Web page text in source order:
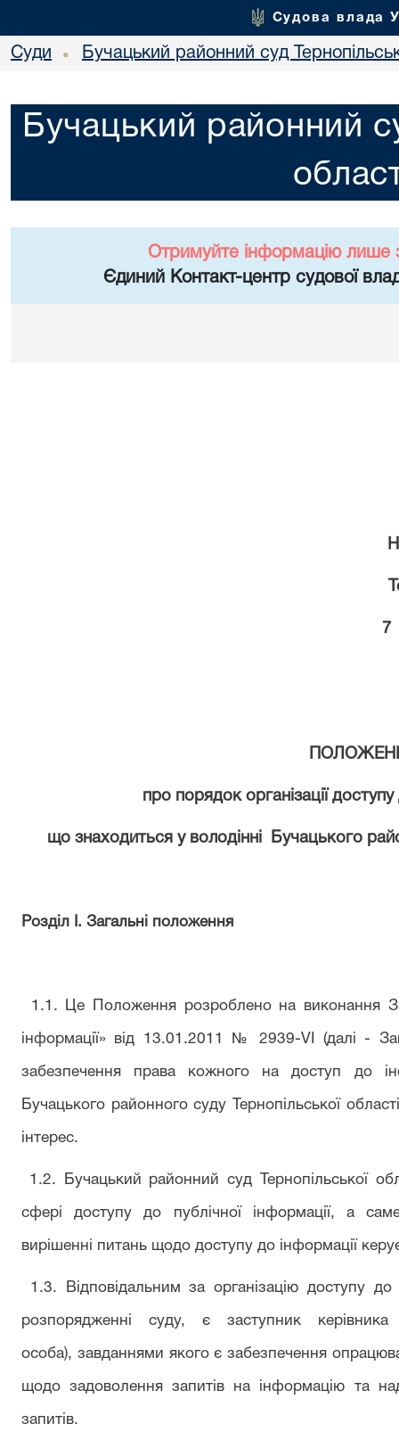
Судова влада
Суди • Бучацький районний суд
Бучацький районний
Отримуйте інформацію лише
Єдиний Контакт-центр судової
7
про порядок організації доступу
що знаходиться у володінні Бучацького
Розділ I. Загальні положення
1.1. Це Положення розроблено на виконання
інформації» від 13.01.2011 № 2939-VI (далі -
забезпечення права кожного на доступ до
Бучацького районного суду Тернопільської
інтерес.
1.2. Бучацький районний суд Тернопільської
сфері доступу до публічної інформації, а
вирішенні питань щодо доступу до інформації
1.3. Відповідальним за організацію доступу
розпорядженні суду, є заступник
особа), завданнями якого є забезпечення
щодо задоволення запитів на інформацію та
запитів.